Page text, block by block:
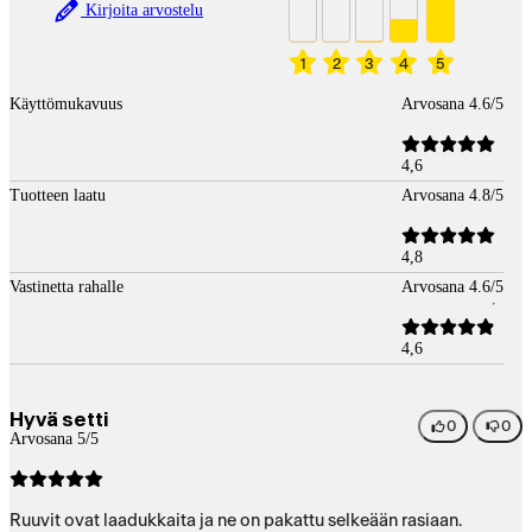
Kirjoita arvostelu
1 2 3 4 5
Käyttömukavuus Arvosana 4.6/5
4,6
Tuotteen laatu
Arvosana 4.8/5
4,8
Vastinetta rahalle
Arvosana 4.6/5
4,6
Hyvä setti
Arvosana 5/5
0 0
Ruuvit ovat laadukkaita ja ne on pakattu selkeään rasiaan.